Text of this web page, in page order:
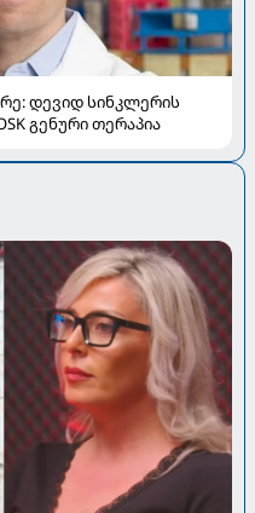
დევიდ სინკლერის
გენური თერაპია